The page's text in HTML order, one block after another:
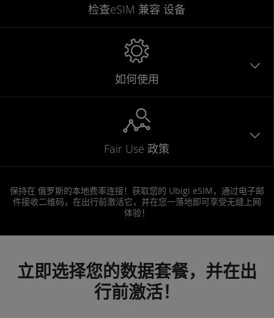
检查eSIM 兼容 设备
如何使用
Fair Use 政策
保持在 俄罗斯的本地费率连接！获取您的 Ubigi eSIM，通过电子邮
件接收二维码，在出行前激活它，并在您一落地即可享受无缝上网
体验！
立即选择您的数据套餐，并在出
行前激活！